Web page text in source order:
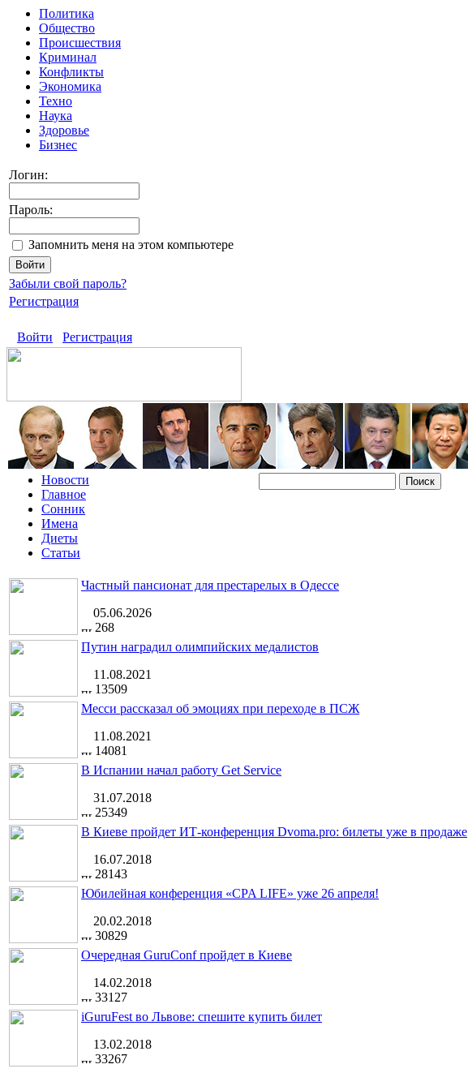
Политика
Общество
Происшествия
Криминал
Конфликты
Экономика
Техно
Наука
Здоровье
Бизнес
Логин:
Пароль:
Запомнить меня на этом компьютере
Забыли свой пароль?
Регистрация
Войти Регистрация
Новости
Главное
Сонник
Имена
Диеты
Статьи
Частный пансионат для престарелых в Одессе
05.06.2026
268
Путин наградил олимпийских медалистов
11.08.2021
13509
Месси рассказал об эмоциях при переходе в ПСЖ
11.08.2021
14081
В Испании начал работу Get Service
31.07.2018
25349
В Киеве пройдет ИТ-конференция Dvoma.pro: билеты уже в продаже
16.07.2018
28143
Юбилейная конференция «CPA LIFE» уже 26 апреля!
20.02.2018
30829
Очередная GuruConf пройдет в Киеве
14.02.2018
33127
iGuruFest во Львове: спешите купить билет
13.02.2018
33267